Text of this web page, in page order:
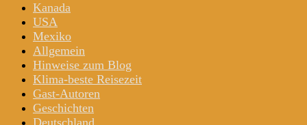
Kanada
USA
Mexiko
Allgemein
Hinweise zum Blog
Klima-beste Reisezeit
Gast-Autoren
Geschichten